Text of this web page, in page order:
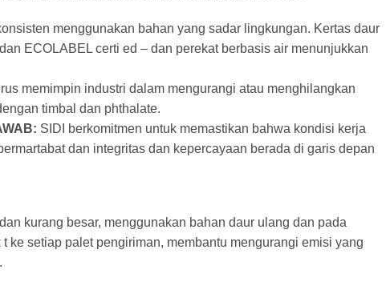
menggunakan bahan yang sadar lingkungan. Kertas daur
ECOLABEL certi ed – dan perekat berbasis air menunjukkan
memimpin industri dalam mengurangi atau menghilangkan
timbal dan phthalate.
SIDI berkomitmen untuk memastikan bahwa kondisi kerja
dan integritas dan kepercayaan berada di garis depan
kurang besar, menggunakan bahan daur ulang dan pada
ke setiap palet pengiriman, membantu mengurangi emisi yang